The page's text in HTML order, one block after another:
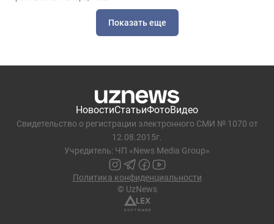
Показать еще
НовостиСтатьиФотоВидео
Свидетельство о регистрации электронного СМИ № 1070 от
12.08.2015г.
Учредитель: ЧП «News Media Group»
Политика конфиденциальности
© UzNews